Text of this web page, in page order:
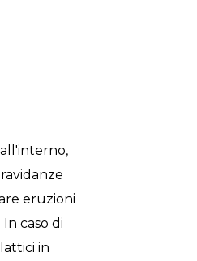
eruzioni
caso di
in